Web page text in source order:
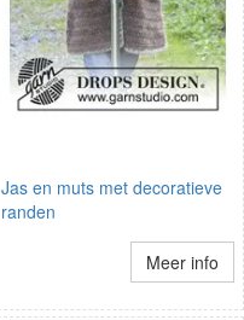
Jas en muts met decoratieve
randen
Meer info